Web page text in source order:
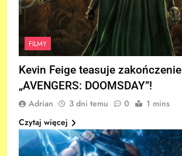
FILMY
Kevin Feige teasuje zakończenie
„AVENGERS: DOOMSDAY”!
Adrian 3 dni temu 0
1 mins
Czytaj więcej